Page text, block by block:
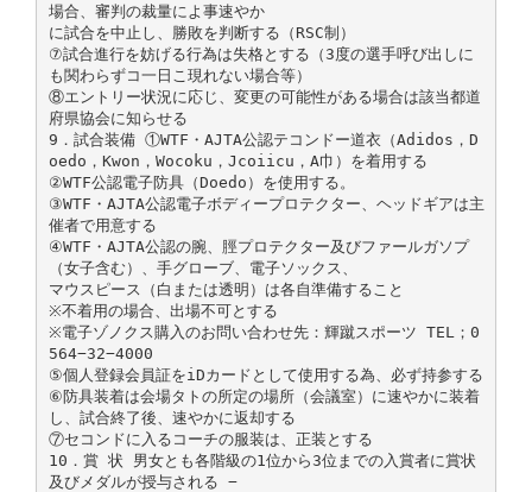
場合、審判の裁量によ事速やか
に試合を中止し、勝敗を判断する（RSC制）
⑦試合進行を妨げる行為は失格とする（3度の選手呼び出しに
も関わらずコ一日こ現れない場合等）
⑧エントリー状況に応じ、変更の可能性がある場合は該当都道
府県協会に知らせる
9．試合装備 ①WTF・AJTA公認テコンドー道衣（Adidos，D
oedo，Kwon，Wocoku，Jcoiicu，A巾）を着用する
②WTF公認電子防具（Doedo）を使用する。
③WTF・AJTA公認電子ボディープロテクター、ヘッドギアは主
催者で用意する
④WTF・AJTA公認の腕、脛プロテクター及びファールガソプ
（女子含む）、手グローブ、電子ソックス、
マウスピース（白または透明）は各自準備すること
※不着用の場合、出場不可とする
※電子ゾノクス購入のお問い合わせ先：輝蹴スポーツ TEL；0
564−32−4000
⑤個人登録会員証をiDカードとして使用する為、必ず持参する
⑥防具装着は会場タトの所定の場所（会議室）に速やかに装着
し、試合終了後、速やかに返却する
⑦セコンドに入るコーチの服装は、正装とする
10．賞 状 男女とも各階級の1位から3位までの入賞者に賞状
及びメダルが授与される −